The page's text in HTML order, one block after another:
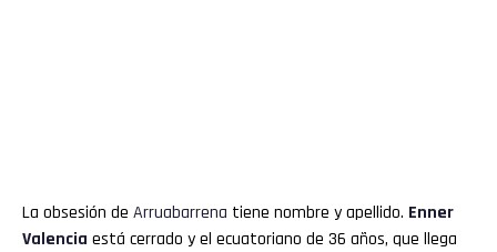
La obsesión de Arruabarrena tiene nombre y apellido. Enner
Valencia está cerrado y el ecuatoriano de 36 años, que llega